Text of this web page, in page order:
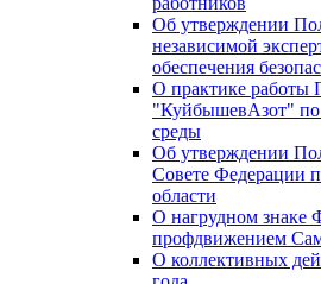
Об утверждении
независимой
обеспечения
О практике
"КуйбышевАзот"
среды
Об утверждении
Совете Федерации
области
О нагрудном знаке
профдвижением
О коллективных